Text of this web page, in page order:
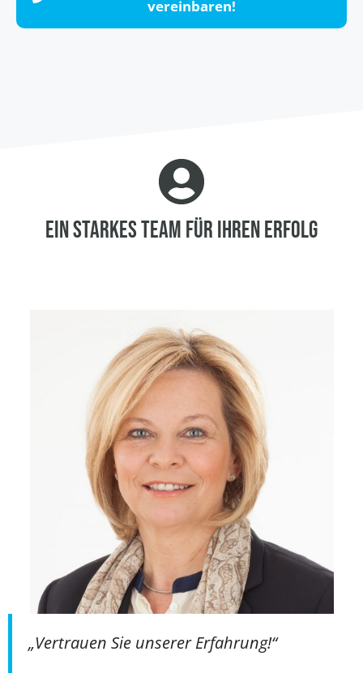
vereinbaren!
Ein starkes Team für Ihren Erfolg
„Vertrauen Sie unserer Erfahrung!“